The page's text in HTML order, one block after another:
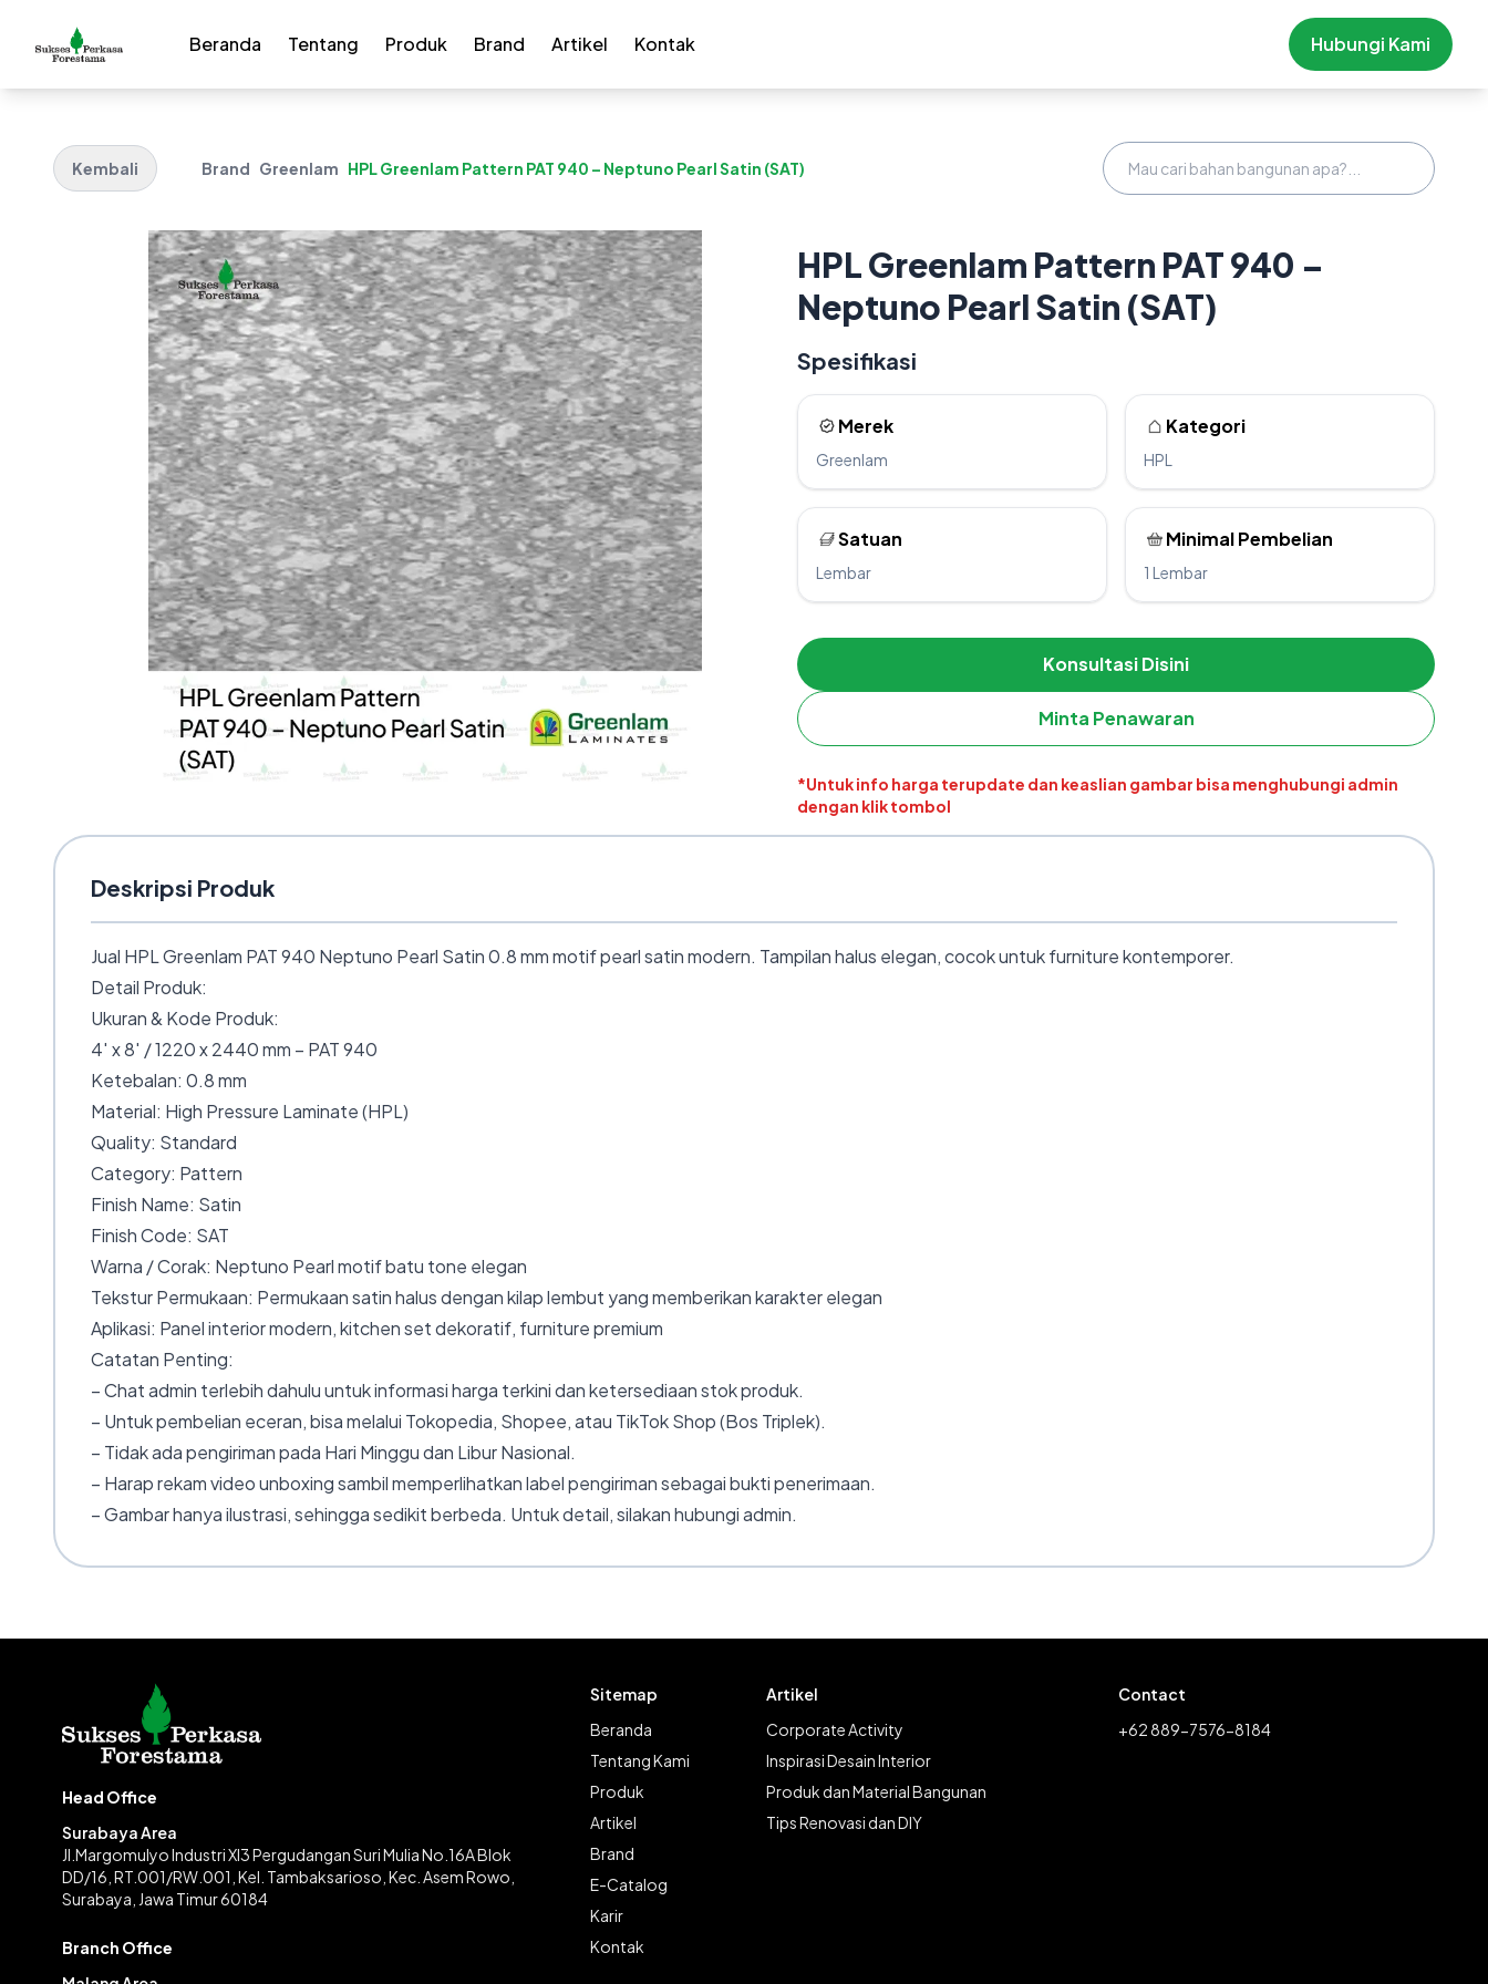
Beranda Tentang Produk Brand Artikel Kontak Hubungi Kami
Kembali Brand Greenlam HPL Greenlam Pattern PAT 940 – Neptuno Pearl Satin (SAT)
HPL Greenlam Pattern PAT 940 –
Neptuno Pearl Satin (SAT)
Spesifikasi
Merek
Greenlam
Kategori
HPL
Satuan
Lembar
Minimal Pembelian
1 Lembar
Konsultasi Disini
Minta Penawaran
*Untuk info harga terupdate dan keaslian gambar bisa menghubungi admin
dengan klik tombol
Deskripsi Produk
Jual HPL Greenlam PAT 940 Neptuno Pearl Satin 0.8 mm motif pearl satin modern. Tampilan halus elegan, cocok untuk furniture kontemporer.
Detail Produk:
Ukuran & Kode Produk:
4′ x 8′ / 1220 x 2440 mm – PAT 940
Ketebalan: 0.8 mm
Material: High Pressure Laminate (HPL)
Quality: Standard
Category: Pattern
Finish Name: Satin
Finish Code: SAT
Warna / Corak: Neptuno Pearl motif batu tone elegan
Tekstur Permukaan: Permukaan satin halus dengan kilap lembut yang memberikan karakter elegan
Aplikasi: Panel interior modern, kitchen set dekoratif, furniture premium
Catatan Penting:
– Chat admin terlebih dahulu untuk informasi harga terkini dan ketersediaan stok produk.
– Untuk pembelian eceran, bisa melalui Tokopedia, Shopee, atau TikTok Shop (Bos Triplek).
– Tidak ada pengiriman pada Hari Minggu dan Libur Nasional.
– Harap rekam video unboxing sambil memperlihatkan label pengiriman sebagai bukti penerimaan.
– Gambar hanya ilustrasi, sehingga sedikit berbeda. Untuk detail, silakan hubungi admin.
Head Office
Surabaya Area
Jl.Margomulyo Industri XI3 Pergudangan Suri Mulia No.16A Blok
DD/16, RT.001/RW.001, Kel. Tambaksarioso, Kec. Asem Rowo,
Surabaya, Jawa Timur 60184
Branch Office
Sitemap
Beranda
Tentang Kami
Produk
Artikel
Brand
E-Catalog
Karir
Kontak
Artikel
Corporate Activity
Inspirasi Desain Interior
Produk dan Material Bangunan
Tips Renovasi dan DIY
Contact
+62 889-7576-8184